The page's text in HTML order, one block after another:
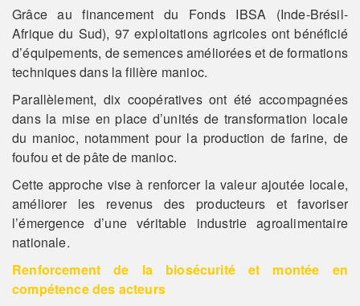
Grâce au financement du Fonds IBSA (Inde-Brésil-
Afrique du Sud), 97 exploitations agricoles ont bénéficié
d’équipements, de semences améliorées et de formations
techniques dans la filière manioc.
Parallèlement, dix coopératives ont été accompagnées
dans la mise en place d’unités de transformation locale
du manioc, notamment pour la production de farine, de
foufou et de pâte de manioc.
Cette approche vise à renforcer la valeur ajoutée locale,
améliorer les revenus des producteurs et favoriser
l’émergence d’une véritable industrie agroalimentaire
nationale.
Renforcement de la biosécurité et montée en
compétence des acteurs